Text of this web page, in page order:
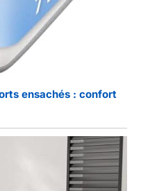
ensachés : confort